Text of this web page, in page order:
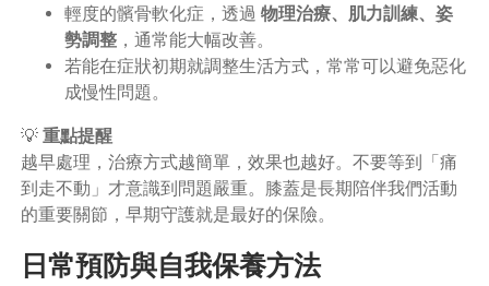
輕度的髕骨軟化症，透過 物理治療、肌力訓練、姿
勢調整，通常能大幅改善。
若能在症狀初期就調整生活方式，常常可以避免惡化
成慢性問題。
💡 重點提醒
越早處理，治療方式越簡單，效果也越好。不要等到「痛
到走不動」才意識到問題嚴重。膝蓋是長期陪伴我們活動
的重要關節，早期守護就是最好的保險。
日常預防與自我保養方法